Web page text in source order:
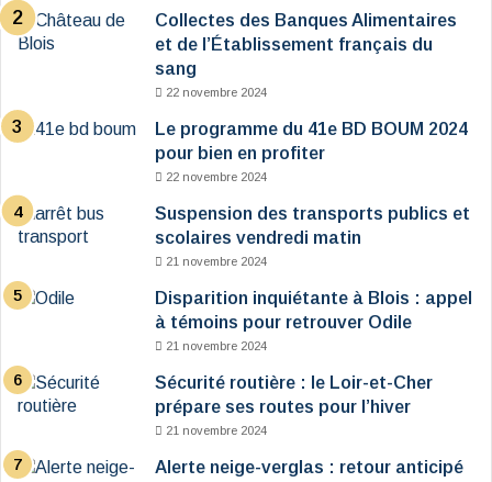
Collectes des Banques Alimentaires
et de l’Établissement français du
sang
22 novembre 2024
Le programme du 41e BD BOUM 2024
pour bien en profiter
22 novembre 2024
Suspension des transports publics et
scolaires vendredi matin
21 novembre 2024
Disparition inquiétante à Blois : appel
à témoins pour retrouver Odile
21 novembre 2024
Sécurité routière : le Loir-et-Cher
prépare ses routes pour l’hiver
21 novembre 2024
Alerte neige-verglas : retour anticipé